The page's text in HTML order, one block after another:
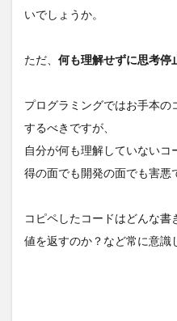
いでしょうか。
ただ、 何も理解せずに思考停
プログラミングではお手本の
するべきですが、
自分が何も理解していない
得の面でも開発の面でも害悪
コピペしたコードはどんな書
値を返すのか？など常に意識